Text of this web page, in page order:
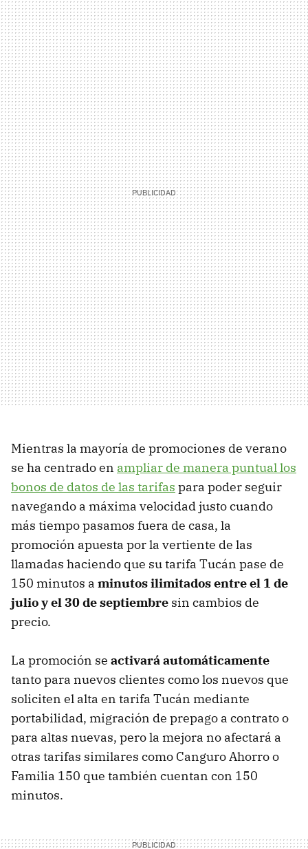
Mientras la mayoría de promociones de verano
se ha centrado en ampliar de manera puntual los
bonos de datos de las tarifas para poder seguir
navegando a máxima velocidad justo cuando
más tiempo pasamos fuera de casa, la
promoción apuesta por la vertiente de las
llamadas haciendo que su tarifa Tucán pase de
150 minutos a minutos ilimitados entre el 1 de
julio y el 30 de septiembre sin cambios de
precio.
La promoción se activará automáticamente
tanto para nuevos clientes como los nuevos que
soliciten el alta en tarifa Tucán mediante
portabilidad, migración de prepago a contrato o
para altas nuevas, pero la mejora no afectará a
otras tarifas similares como Canguro Ahorro o
Familia 150 que también cuentan con 150
minutos.